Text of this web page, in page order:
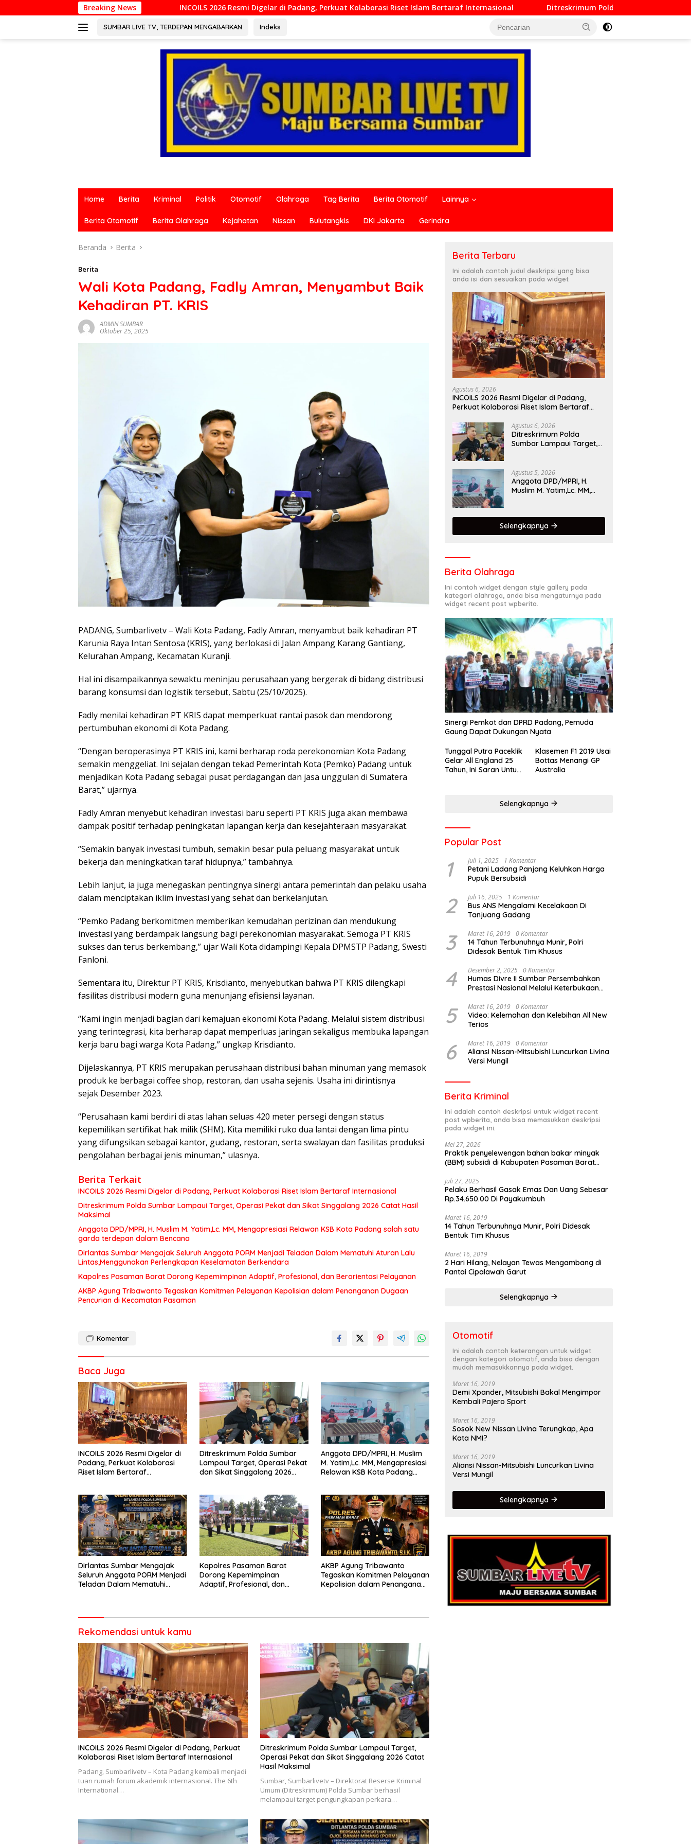
ke
Breaking News
INCOILS 2026 Resmi Digelar di Padang, Perkuat Kolaborasi Riset Islam Bertaraf Internasional Ditreskrimum Polda Sumbar Lampaui Target, Operasi Pekat dan
SUMBAR LIVE TV, TERDEPAN MENGABARKAN Indeks
terkini
berbagai
indonesia
dari
politik,
mapun
budaya
serta
berita
Home Berita Kriminal Politik Otomotif Olahraga Tag Berita Berita Otomotif Lainnya
Berita Otomotif Berita Olahraga Kejahatan Nissan Bulutangkis DKI Jakarta Gerindra
Beranda Berita
Berita
Wali Kota Padang, Fadly Amran, Menyambut Baik
Kehadiran PT. KRIS
ADMIN SUMBAR
Oktober 25, 2025
PADANG, Sumbarlivetv – Wali Kota Padang, Fadly Amran, menyambut baik kehadiran PT
Karunia Raya Intan Sentosa (KRIS), yang berlokasi di Jalan Ampang Karang Gantiang,
Kelurahan Ampang, Kecamatan Kuranji.
Hal ini disampaikannya sewaktu meninjau perusahaan yang bergerak di bidang distribusi
barang konsumsi dan logistik tersebut, Sabtu (25/10/2025).
Fadly menilai kehadiran PT KRIS dapat memperkuat rantai pasok dan mendorong
pertumbuhan ekonomi di Kota Padang.
“Dengan beroperasinya PT KRIS ini, kami berharap roda perekonomian Kota Padang
semakin menggeliat. Ini sejalan dengan tekad Pemerintah Kota (Pemko) Padang untuk
menjadikan Kota Padang sebagai pusat perdagangan dan jasa unggulan di Sumatera
Barat,” ujarnya.
Fadly Amran menyebut kehadiran investasi baru seperti PT KRIS juga akan membawa
dampak positif terhadap peningkatan lapangan kerja dan kesejahteraan masyarakat.
“Semakin banyak investasi tumbuh, semakin besar pula peluang masyarakat untuk
bekerja dan meningkatkan taraf hidupnya,” tambahnya.
Lebih lanjut, ia juga menegaskan pentingnya sinergi antara pemerintah dan pelaku usaha
dalam menciptakan iklim investasi yang sehat dan berkelanjutan.
“Pemko Padang berkomitmen memberikan kemudahan perizinan dan mendukung
investasi yang berdampak langsung bagi perekonomian masyarakat. Semoga PT KRIS
sukses dan terus berkembang,” ujar Wali Kota didampingi Kepala DPMSTP Padang, Swesti
Fanloni.
Sementara itu, Direktur PT KRIS, Krisdianto, menyebutkan bahwa PT KRIS dilengkapi
fasilitas distribusi modern guna menunjang efisiensi layanan.
“Kami ingin menjadi bagian dari kemajuan ekonomi Kota Padang. Melalui sistem distribusi
yang terintegrasi, kita berharap dapat memperluas jaringan sekaligus membuka lapangan
kerja baru bagi warga Kota Padang,” ungkap Krisdianto.
Dijelaskannya, PT KRIS merupakan perusahaan distribusi bahan minuman yang memasok
produk ke berbagai coffee shop, restoran, dan usaha sejenis. Usaha ini dirintisnya
sejak Desember 2023.
“Perusahaan kami berdiri di atas lahan seluas 420 meter persegi dengan status
kepemilikan sertifikat hak milik (SHM). Kita memiliki ruko dua lantai dengan lima pintu
yang difungsikan sebagai kantor, gudang, restoran, serta swalayan dan fasilitas produksi
pengolahan berbagai jenis minuman,” ulasnya.
Berita Terkait
INCOILS 2026 Resmi Digelar di Padang, Perkuat Kolaborasi Riset Islam Bertaraf Internasional
Ditreskrimum Polda Sumbar Lampaui Target, Operasi Pekat dan Sikat Singgalang 2026 Catat Hasil
Maksimal
Anggota DPD/MPRI, H. Muslim M. Yatim,Lc. MM, Mengapresiasi Relawan KSB Kota Padang salah satu
garda terdepan dalam Bencana
Dirlantas Sumbar Mengajak Seluruh Anggota PORM Menjadi Teladan Dalam Mematuhi Aturan Lalu
Lintas,Menggunakan Perlengkapan Keselamatan Berkendara
Kapolres Pasaman Barat Dorong Kepemimpinan Adaptif, Profesional, dan Berorientasi Pelayanan
AKBP Agung Tribawanto Tegaskan Komitmen Pelayanan Kepolisian dalam Penanganan Dugaan
Pencurian di Kecamatan Pasaman
Komentar
Baca Juga
INCOILS 2026 Resmi Digelar di
Padang, Perkuat Kolaborasi
Riset Islam Bertaraf
Ditreskrimum Polda Sumbar
Lampaui Target, Operasi Pekat
dan Sikat Singgalang 2026
Anggota DPD/MPRI, H. Muslim
M. Yatim,Lc. MM, Mengapresiasi
Relawan KSB Kota Padang
Dirlantas Sumbar Mengajak
Seluruh Anggota PORM Menjadi
Teladan Dalam Mematuhi
Berkendara
Kapolres Pasaman Barat
Dorong Kepemimpinan
Adaptif, Profesional, dan
AKBP Agung Tribawanto
Tegaskan Komitmen Pelayanan
Kepolisian dalam Penanganan
Rekomendasi untuk kamu
INCOILS 2026 Resmi Digelar di Padang, Perkuat
Kolaborasi Riset Islam Bertaraf Internasional
Padang, Sumbarlivetv – Kota Padang kembali menjadi
tuan rumah forum akademik internasional. The 6th
International…
Ditreskrimum Polda Sumbar Lampaui Target,
Operasi Pekat dan Sikat Singgalang 2026 Catat
Hasil Maksimal
Sumbar, Sumbarlivetv – Direktorat Reserse Kriminal
Umum (Ditreskrimum) Polda Sumbar berhasil
melampaui target pengungkapan perkara…
Berita Terbaru
Ini adalah contoh judul deskripsi yang bisa
anda isi dan sesuaikan pada widget
Agustus 6, 2026
INCOILS 2026 Resmi Digelar di Padang,
Perkuat Kolaborasi Riset Islam Bertaraf
Agustus 6, 2026
Ditreskrimum Polda
Sumbar Lampaui Target,
Hasil Maksimal
Agustus 5, 2026
Anggota DPD/MPRI, H.
Muslim M. Yatim,Lc. MM,
satu garda terdepan
dalam Bencana
Selengkapnya
Berita Olahraga
Ini contoh widget dengan style gallery pada
kategori olahraga, anda bisa mengaturnya pada
widget recent post wpberita.
Sinergi Pemkot dan DPRD Padang, Pemuda
Gaung Dapat Dukungan Nyata
Tunggal Putra Paceklik
Gelar All England 25
Tahun, Ini Saran Untuk
Klasemen F1 2019 Usai
Bottas Menangi GP
Australia
Selengkapnya
Popular Post
1 Juli 1, 2025 1 Komentar
Petani Ladang Panjang Keluhkan Harga
Pupuk Bersubsidi
2 Juli 16, 2025 1 Komentar
Bus ANS Mengalami Kecelakaan Di
Tanjuang Gadang
3 Maret 16, 2019 0 Komentar
14 Tahun Terbunuhnya Munir, Polri
Didesak Bentuk Tim Khusus
4 Desember 2, 2025 0 Komentar
Humas Divre II Sumbar Persembahkan
Prestasi Nasional Melalui Keterbukaan
5 Maret 16, 2019 0 Komentar
Video: Kelemahan dan Kelebihan All New
Terios
6 Maret 16, 2019 0 Komentar
Aliansi Nissan-Mitsubishi Luncurkan Livina
Versi Mungil
Berita Kriminal
Ini adalah contoh deskripsi untuk widget recent
post wpberita, anda bisa memasukkan deskripsi
pada widget ini.
Mei 27, 2026
Praktik penyelewengan bahan bakar minyak
(BBM) subsidi di Kabupaten Pasaman Barat
Juli 27, 2025
Pelaku Berhasil Gasak Emas Dan Uang Sebesar
Rp.34.650.00 Di Payakumbuh
Maret 16, 2019
14 Tahun Terbunuhnya Munir, Polri Didesak
Bentuk Tim Khusus
Maret 16, 2019
2 Hari Hilang, Nelayan Tewas Mengambang di
Pantai Cipalawah Garut
Selengkapnya
Otomotif
Ini adalah contoh keterangan untuk widget
dengan kategori otomotif, anda bisa dengan
mudah memasukkannya pada widget.
Maret 16, 2019
Demi Xpander, Mitsubishi Bakal Mengimpor
Kembali Pajero Sport
Maret 16, 2019
Sosok New Nissan Livina Terungkap, Apa
Kata NMI?
Maret 16, 2019
Aliansi Nissan-Mitsubishi Luncurkan Livina
Versi Mungil
Selengkapnya